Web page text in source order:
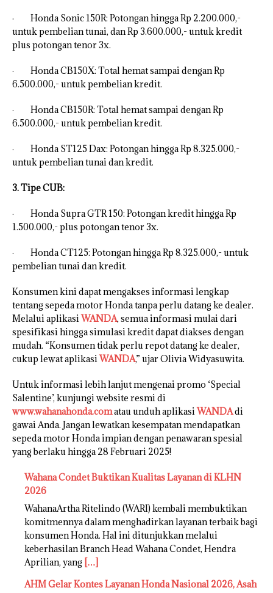
· Honda Sonic 150R: Potongan hingga Rp 2.200.000,-
untuk pembelian tunai, dan Rp 3.600.000,- untuk kredit
plus potongan tenor 3x.
· Honda CB150X: Total hemat sampai dengan Rp
6.500.000,- untuk pembelian kredit.
· Honda CB150R: Total hemat sampai dengan Rp
6.500.000,- untuk pembelian kredit.
· Honda ST125 Dax: Potongan hingga Rp 8.325.000,-
untuk pembelian tunai dan kredit.
3. Tipe CUB:
· Honda Supra GTR 150: Potongan kredit hingga Rp
1.500.000,- plus potongan tenor 3x.
· Honda CT125: Potongan hingga Rp 8.325.000,- untuk
pembelian tunai dan kredit.
Konsumen kini dapat mengakses informasi lengkap
tentang sepeda motor Honda tanpa perlu datang ke dealer.
Melalui aplikasiWANDA, semua informasi mulai dari
spesifikasi hingga simulasi kredit dapat diakses dengan
mudah. “Konsumen tidak perlu repot datang ke dealer,
cukup lewat aplikasiWANDA,” ujar Olivia Widyasuwita.
Untuk informasi lebih lanjut mengenai promo ‘Special
Salentine’, kunjungi website resmi di
www.wahanahonda.comatau unduh aplikasiWANDAdi
gawai Anda. Jangan lewatkan kesempatan mendapatkan
sepeda motor Honda impian dengan penawaran spesial
yang berlaku hingga 28 Februari 2025!
Wahana Condet Buktikan Kualitas Layanan di KLHN
2026
WahanaArtha Ritelindo (WARI) kembali membuktikan
komitmennya dalam menghadirkan layanan terbaik bagi
konsumen Honda. Hal ini ditunjukkan melalui
keberhasilan Branch Head Wahana Condet, Hendra
Aprilian, yang […]
AHM Gelar Kontes Layanan Honda Nasional 2026, Asah